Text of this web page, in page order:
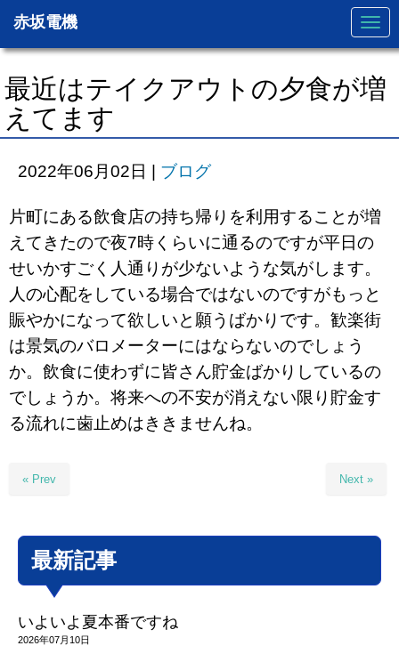
N
a
v
g
a
o
赤坂電機
最近はテイクアウトの夕食が増
えてます
2022年06月02日 | ブログ
片町にある飲食店の持ち帰りを利用することが増
えてきたので夜7時くらいに通るのですが平日の
せいかすごく人通りが少ないような気がします。
人の心配をしている場合ではないのですがもっと
賑やかになって欲しいと願うばかりです。歓楽街
は景気のバロメーターにはならないのでしょう
か。飲食に使わずに皆さん貯金ばかりしているの
でしょうか。将来への不安が消えない限り貯金す
る流れに歯止めはききませんね。
« Prev Next »
最新記事
いよいよ夏本番ですね
2026年07月10日